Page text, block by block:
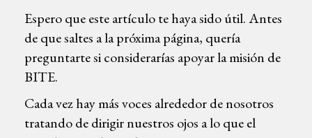
Espero que este artículo te haya sido útil. Antes
de que saltes a la próxima página, quería
preguntarte si considerarías apoyar la misión de
BITE.
Cada vez hay más voces alrededor de nosotros
tratando de dirigir nuestros ojos a lo que el